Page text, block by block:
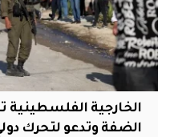
الخارجية الفلسطينية
الضفة وتدعو لتحرك